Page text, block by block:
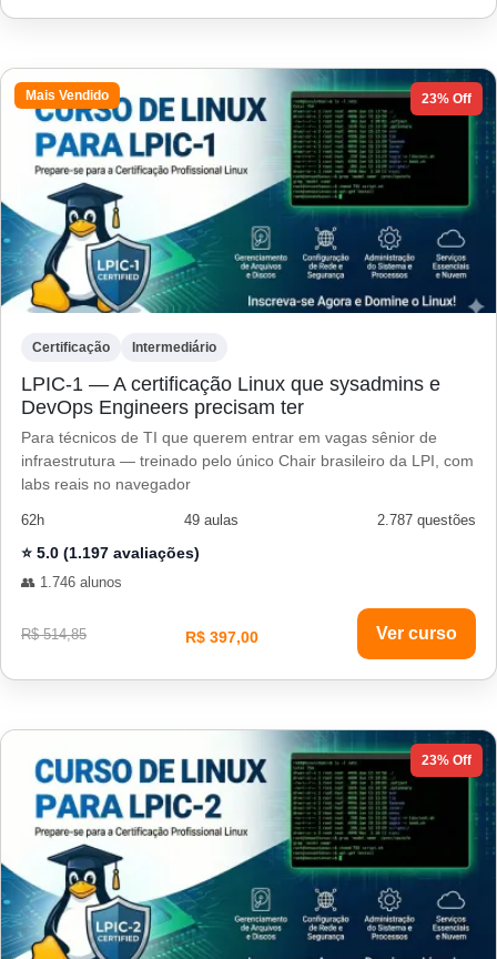
Mais Vendido 23% Off
Certificação Intermediário
LPIC-1 — A certificação Linux que sysadmins e
DevOps Engineers precisam ter
Para técnicos de TI que querem entrar em vagas sênior de
infraestrutura — treinado pelo único Chair brasileiro da LPI, com
labs reais no navegador
62h 49 aulas 2.787 questões
⭐ 5.0 (1.197 avaliações)
👥 1.746 alunos
R$ 514,85 R$ 397,00 Ver curso
23% Off